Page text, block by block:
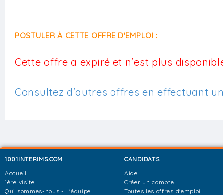
POSTULER À CETTE OFFRE D'EMPLOI :
Cette offre a expiré et n'est plus
Consultez d'autres offres en effectuant
1001INTERIMS.COM
Accueil
1ère visite
Qui sommes-nous - L'équipe
CANDIDATS
Aide
Créer un compte
Toutes les offres d'emploi